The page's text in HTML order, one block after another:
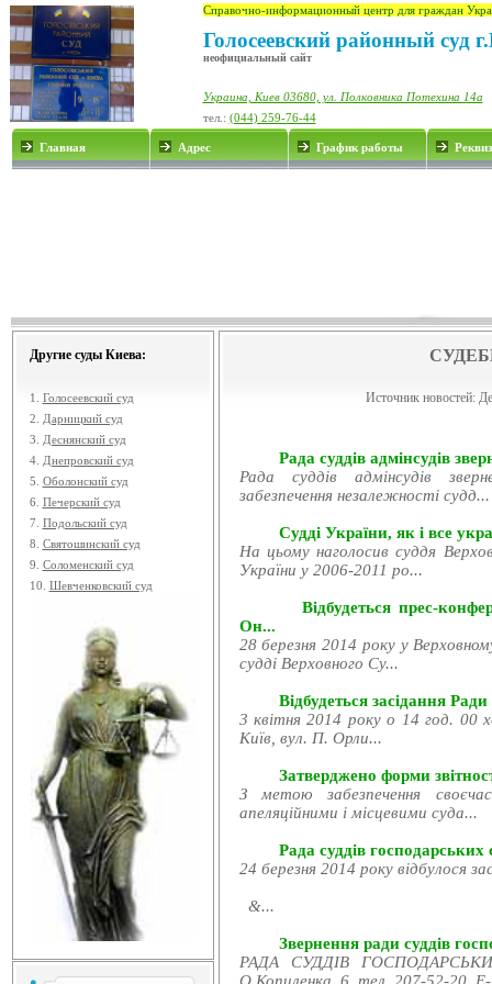
Справочно-информационный центр для граждан
Голосеевский районный суд
неофициальный сайт
Украина, Киев 03680, ул. Полковника Потехина 14а
тел.: (044) 259-76-44
Главная Адрес График работы
Другие суды Киева:
1. Голосеевский суд
2.
Дарницкий суд
3.
Деснянский суд
4. Днепровский суд
5. Оболонский суд
6. Печерский суд
7. Подольский суд
8. Святошинский суд
9. Соломенский суд
10. Шевченковский суд
Источник новостей:
Рада суддів адмінсудів
Рада суддів адмінсудів
забезпечення незалежності судд...
Судді України, як і все
На цьому наголосив суддя
України у 2006-2011 ро...
Відбудеться прес-
Он...
28 березня 2014 року у
судді Верховного Су...
Відбудеться засідання
3 квітня 2014 року о 14 год. 00
Київ, вул. П. Орли...
Затверджено форми
З метою забезпечення
апеляційними і місцевими суда...
Рада суддів господарських
24 березня 2014 року відбулося
&...
Звернення ради суддів
РАДА СУДДІВ